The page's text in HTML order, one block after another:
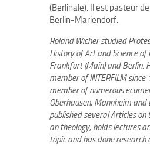
(Berlinale). Il est pasteur
Berlin-Mariendorf.
Roland Wicher studied
History of Art and Science of
Frankfurt (Main) and Berlin.
member of INTERFILM
member of numerous
Oberhausen, Mannheim and
published several Articles
an theology, holds lectures
topic and has done research